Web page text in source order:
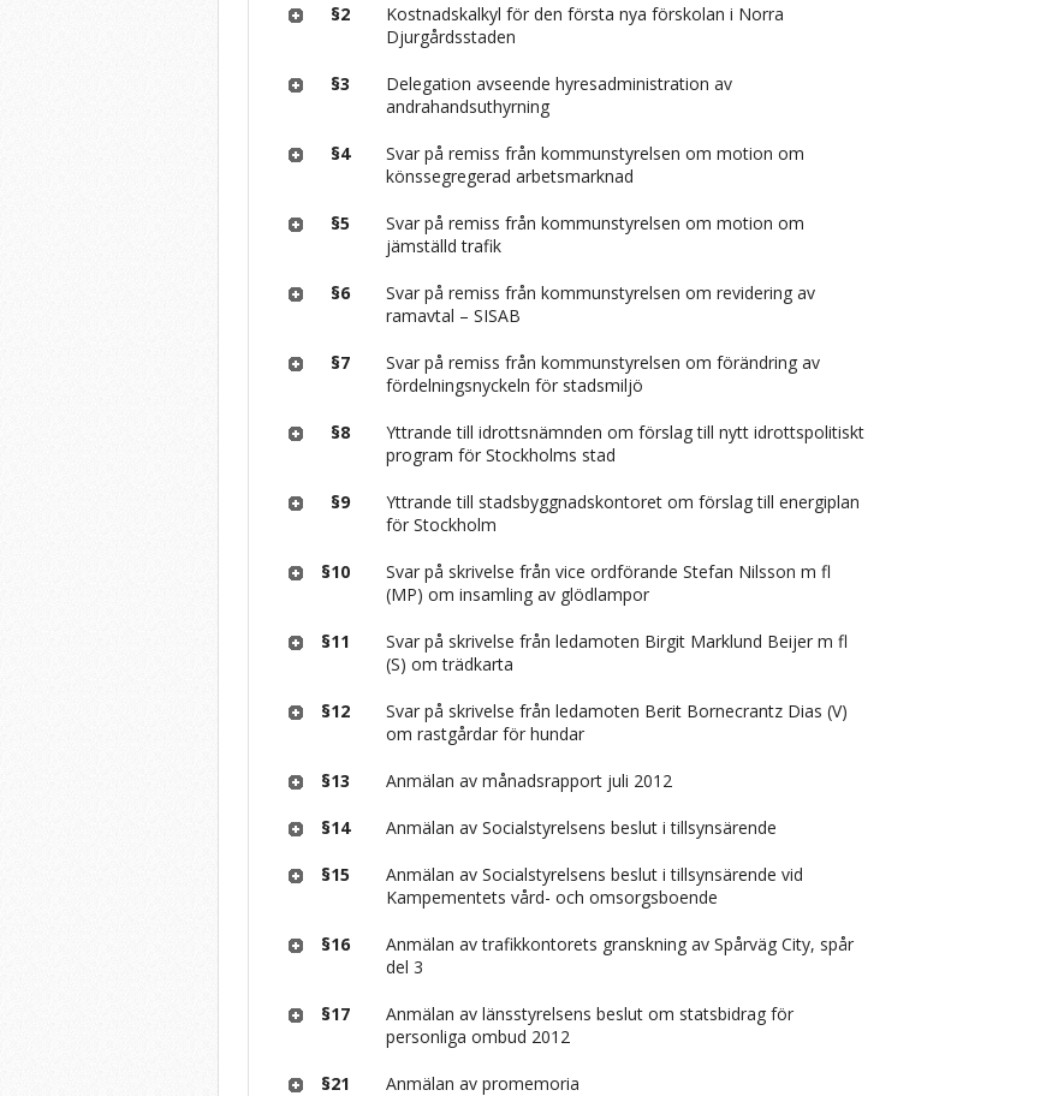
§2
Kostnadskalkyl för den första nya förskolan i Norra
Djurgårdsstaden
§3
Delegation avseende hyresadministration av
andrahandsuthyrning
§4
Svar på remiss från kommunstyrelsen om motion om
könssegregerad arbetsmarknad
§5
Svar på remiss från kommunstyrelsen om motion om
jämställd trafik
§6
Svar på remiss från kommunstyrelsen om revidering av
ramavtal – SISAB
§7
Svar på remiss från kommunstyrelsen om förändring av
fördelningsnyckeln för stadsmiljö
§8
Yttrande till idrottsnämnden om förslag till nytt idrottspolitiskt
program för Stockholms stad
§9
Yttrande till stadsbyggnadskontoret om förslag till energiplan
för Stockholm
§10
Svar på skrivelse från vice ordförande Stefan Nilsson m fl
(MP) om insamling av glödlampor
§11
Svar på skrivelse från ledamoten Birgit Marklund Beijer m fl
(S) om trädkarta
§12
Svar på skrivelse från ledamoten Berit Bornecrantz Dias (V)
om rastgårdar för hundar
§13 Anmälan av månadsrapport juli 2012
§14 Anmälan av Socialstyrelsens beslut i tillsynsärende
§15
Anmälan av Socialstyrelsens beslut i tillsynsärende vid
Kampementets vård- och omsorgsboende
§16
Anmälan av trafikkontorets granskning av Spårväg City, spår
del 3
§17
Anmälan av länsstyrelsens beslut om statsbidrag för
personliga ombud 2012
§21 Anmälan av promemoria